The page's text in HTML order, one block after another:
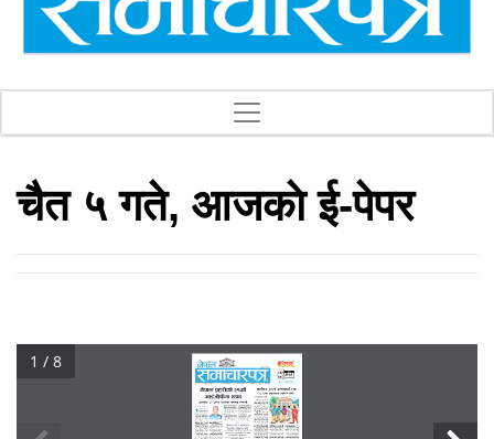
चैत ५ गते, आजकाे ई-पेपर
1 / 8